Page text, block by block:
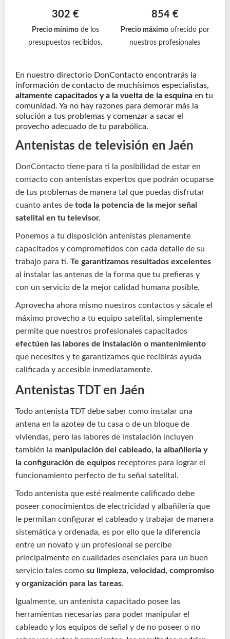
302 €
Precio mínimode los
presupuestos recibidos.
854 €
Precio máximoofrecido por
nuestros profesionales
En nuestro directorio DonContacto encontrarás la
información de contacto de muchísimos especialistas,
altamente capacitados y a la vuelta de la esquina en tu
comunidad. Ya no hay razones para demorar más la
solución a tus problemas y comenzar a sacar el
provecho adecuado de tu parabólica.
Antenistas de televisión en Jaén
DonContacto tiene para ti la posibilidad de estar en
contacto con antenistas expertos que podrán ocuparse
de tus problemas de manera tal que puedas disfrutar
cuanto antes de toda la potencia de la mejor señal
satelital en tu televisor.
Ponemos a tu disposición antenistas plenamente
capacitados y comprometidos con cada detalle de su
trabajo para ti. Te garantizamos resultados excelentes
al instalar las antenas de la forma que tu prefieras y
con un servicio de la mejor calidad humana posible.
Aprovecha ahora mismo nuestros contactos y sácale el
máximo provecho a tu equipo satelital, simplemente
permite que nuestros profesionales capacitados
efectúen las labores de instalación o mantenimiento
que necesites y te garantizamos que recibirás ayuda
calificada y accesible inmediatamente.
Antenistas TDT en Jaén
Todo antenista TDT debe saber como instalar una
antena en la azotea de tu casa o de un bloque de
viviendas, pero las labores de instalación incluyen
también la manipulación del cableado, la albañilería y
la configuración de equipos receptores para lograr el
funcionamiento perfecto de tu señal satelital.
Todo antenista que esté realmente calificado debe
poseer conocimientos de electricidad y albañilería que
le permitan configurar el cableado y trabajar de manera
sistemática y ordenada, es por ello que la diferencia
entre un novato y un profesional se percibe
principalmente en cualidades esenciales para un buen
servicio tales como su limpieza, velocidad, compromiso
y organización para las tareas.
Igualmente, un antenista capacitado posee las
herramientas necesarias para poder manipular el
cableado y los equipos de señal y de no poseer o no